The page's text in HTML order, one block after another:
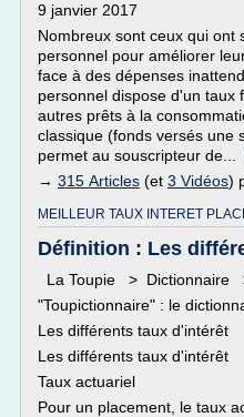
9 janvier 2017
Nombreux sont ceux qui ont
personnel pour améliorer
face à des dépenses
personnel dispose d'un taux
autres prêts à la
classique (fonds versés une
permet au souscripteur de...
→ 315 Articles (et 3 Vidéos)
MEILLEUR TAUX INTERET
Définition : Les
La Toupie > Dictionnaire
"Toupictionnaire" : le
Les différents taux d'intérêt
Les différents taux d'intérêt
Taux actuariel
Pour un placement, le taux